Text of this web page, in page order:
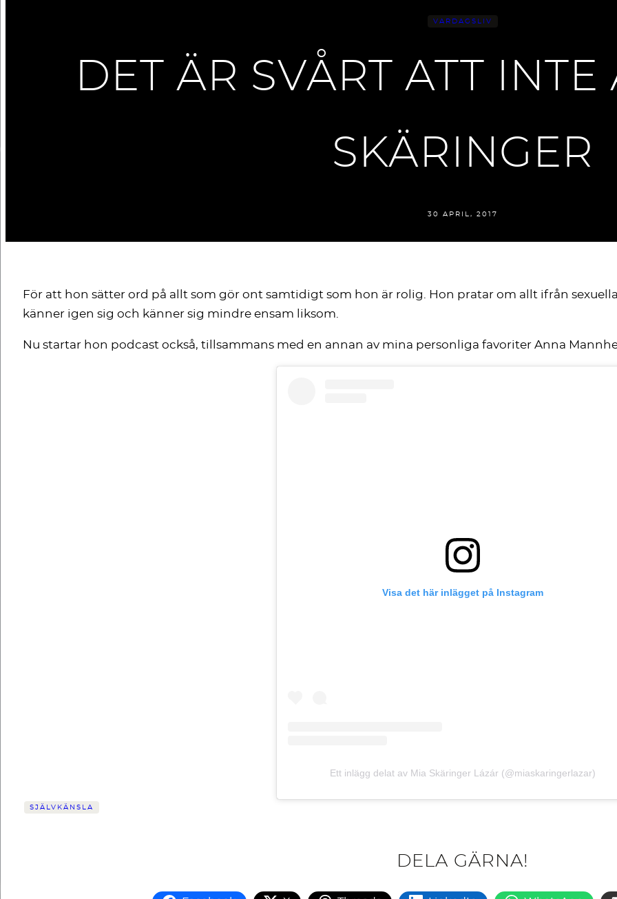
VARDAGSLIV
DET ÄR SVÅRT ATT
SKÄRINGER
30 APRIL, 2017
För att hon sätter ord på allt som gör ont samtidigt som hon är rolig. Hon pratar om allt ifrån
känner igen sig och känner sig mindre ensam liksom.
Nu startar hon podcast också, tillsammans med en annan av mina personliga favoriter Anna
Visa det här inlägget på Instagram
Ett inlägg delat av Mia Skäringer Lázár (@miaskaringerlazar)
SJÄLVKÄNSLA
DELA GÄRNA!